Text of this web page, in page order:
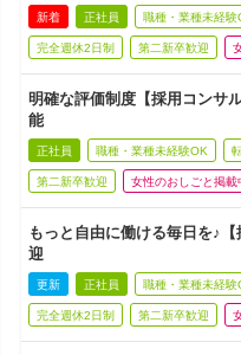
新着 正社員 職種・業種未経験
完全週休2日制 第二新卒歓迎
明確な評価制度【採用コンサ
能
正社員 職種・業種未経験OK
第二新卒歓迎 女性のおしごと掲載
もっと自由に働ける毎日を♪
迎
更新 正社員 職種・業種未経験
完全週休2日制 第二新卒歓迎